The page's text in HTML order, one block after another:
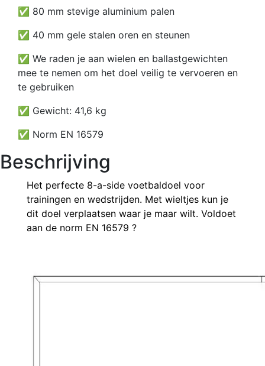
✅ 80 mm stevige aluminium palen
✅ 40 mm gele stalen oren en steunen
✅ We raden je aan wielen en ballastgewichten
mee te nemen om het doel veilig te vervoeren en
te gebruiken
✅ Gewicht: 41,6 kg
✅ Norm EN 16579
Beschrijving
Het perfecte 8-a-side voetbaldoel voor
trainingen en wedstrijden. Met wieltjes kun je
dit doel verplaatsen waar je maar wilt. Voldoet
aan de norm EN 16579 ?